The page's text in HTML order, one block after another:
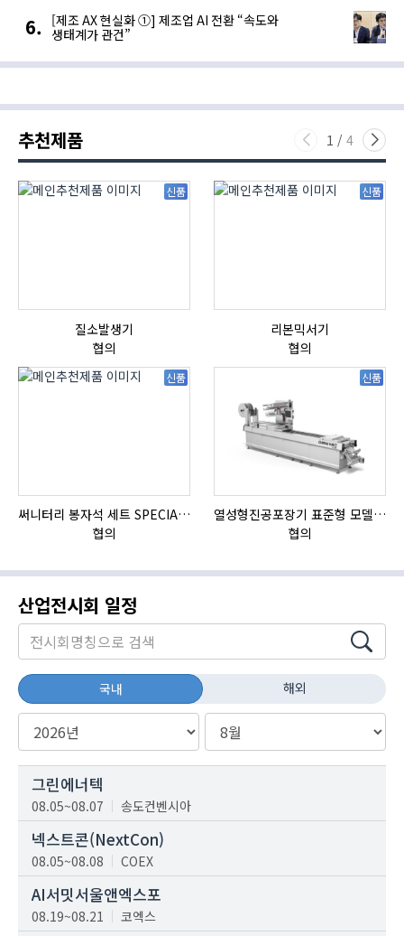
[제조 AX 현실화 ①] 제조업 AI 전환 “속도와
생태계가 관건”
추천제품 1 / 4
신품
질소발생기
협의
신품
리본믹서기
협의
신품
써니터리 봉자석 세트 SPECIAL , 봉자석 , 자석봉 , 호퍼용자석 , 전자석
협의
신품
열성형진공포장기 표준형 모델 OMNIVAC S-200
협의
산업전시회 일정
국내 해외
그린에너텍
08.05~08.07 송도컨벤시아
넥스트콘(NextCon)
08.05~08.08 COEX
AI서밋서울앤엑스포
08.19~08.21 코엑스